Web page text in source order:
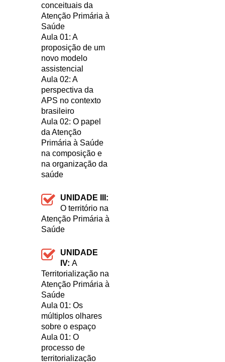
conceituais da
Atenção Primária à
Saúde
Aula 01: A
proposição de um
novo modelo
assistencial
Aula 02: A
perspectiva da
APS no contexto
brasileiro
Aula 02: O papel
da Atenção
Primária à Saúde
na composição e
na organização da
saúde
UNIDADE III:
O território na
Atenção Primária à
Saúde
UNIDADE
IV:A
Territorialização na
Atenção Primária à
Saúde
Aula 01: Os
múltiplos olhares
sobre o espaço
Aula 01: O
processo de
territorialização